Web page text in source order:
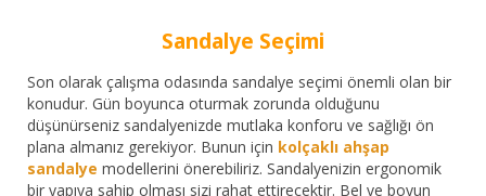
Sandalye Seçimi
Son olarak çalışma odasında sandalye seçimi önemli olan bir
konudur. Gün boyunca oturmak zorunda olduğunu
düşünürseniz sandalyenizde mutlaka konforu ve sağlığı ön
plana almanız gerekiyor. Bunun için kolçaklı ahşap
sandalye modellerini önerebiliriz. Sandalyenizin ergonomik
bir yapıya sahip olması sizi rahat ettirecektir. Bel ve boyun